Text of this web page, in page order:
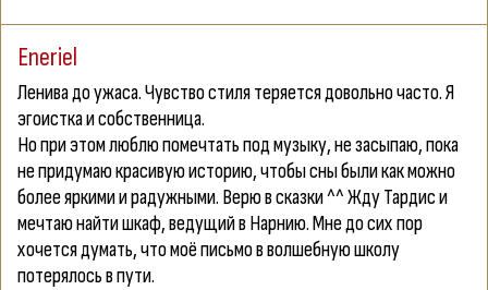
Eneriel
Ленива до ужаса. Чувство стиля теряется довольно часто. Я
эгоистка и собственница.
Но при этом люблю помечтать под музыку, не засыпаю, пока
не придумаю красивую историю, чтобы сны были как можно
более яркими и радужными. Верю в сказки ^^ Жду Тардис и
мечтаю найти шкаф, ведущий в Нарнию. Мне до сих пор
хочется думать, что моё письмо в волшебную школу
потерялось в пути.